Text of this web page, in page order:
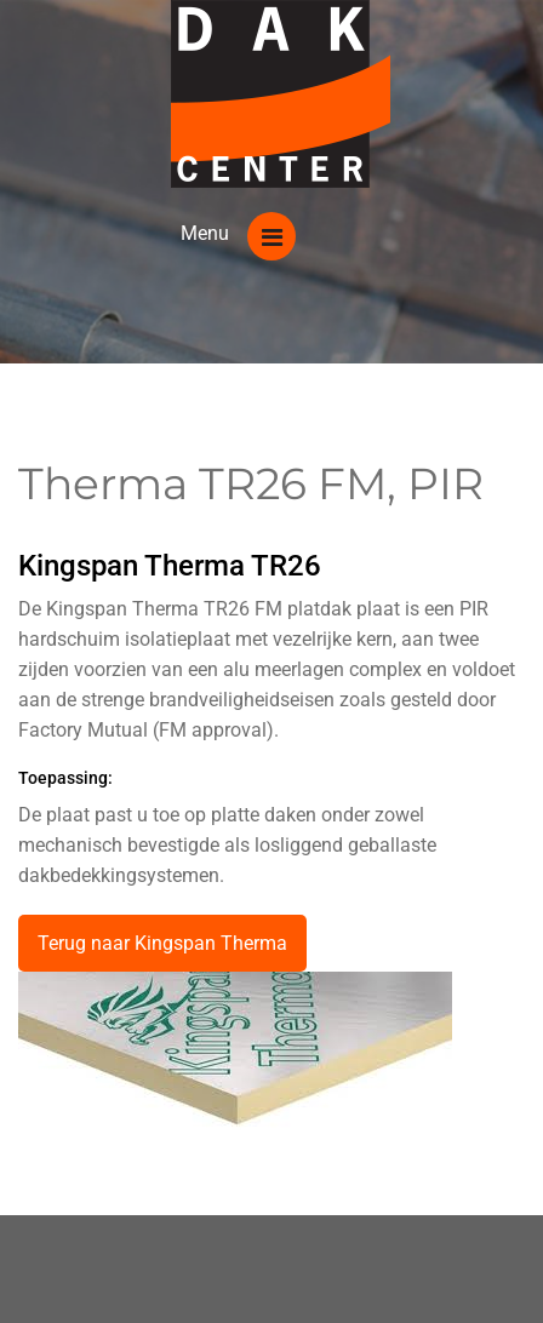
Therma TR26 FM, PIR
Kingspan Therma TR26
De Kingspan Therma TR26 FM platdak plaat is een PIR
hardschuim isolatieplaat met vezelrijke kern, aan twee
zijden voorzien van een alu meerlagen complex en voldoet
aan de strenge brandveiligheidseisen zoals gesteld door
Factory Mutual (FM approval).
Toepassing:
De plaat past u toe op platte daken onder zowel
mechanisch bevestigde als losliggend geballaste
dakbedekkingsystemen.
Terug naar Kingspan Therma